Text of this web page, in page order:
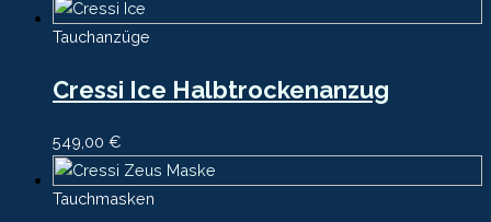
Tauchanzüge
Cressi Ice Halbtrockenanzug
549,00 €
Tauchmasken